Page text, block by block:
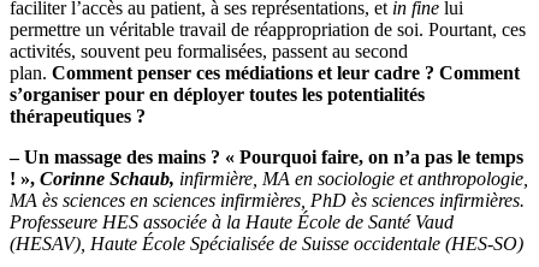
faciliter l’accès au patient, à ses représentations, et in fine lui
permettre un véritable travail de réappropriation de soi. Pourtant, ces
activités, souvent peu formalisées, passent au second
plan. Comment penser ces médiations et leur cadre ? Comment
s’organiser pour en déployer toutes les potentialités
thérapeutiques ?
– Un massage des mains ? « Pourquoi faire, on n’a pas le temps
! », Corinne Schaub, infirmière, MA en sociologie et anthropologie,
MA ès sciences en sciences infirmières, PhD ès sciences infirmières.
Professeure HES associée à la Haute École de Santé Vaud
(HESAV), Haute École Spécialisée de Suisse occidentale (HES-SO)